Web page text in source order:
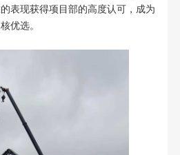
表现获得项目部的高度认可，成为
优选。